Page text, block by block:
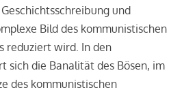
und
Bild des kommunistischen
reduziert wird. In den
sich die Banalität des Bösen, im
des kommunistischen